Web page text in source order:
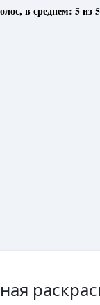
в среднем: 5из